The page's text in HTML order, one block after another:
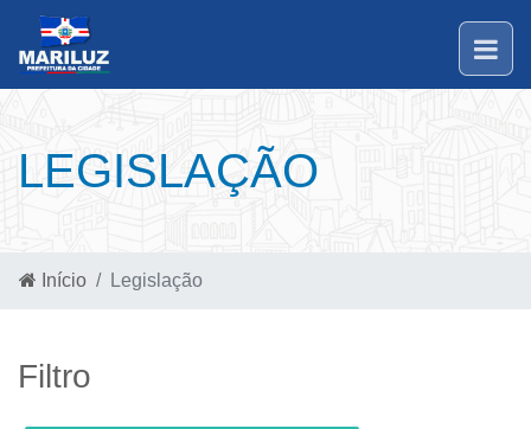
LEGISLAÇÃO
Início Legislação
Filtro